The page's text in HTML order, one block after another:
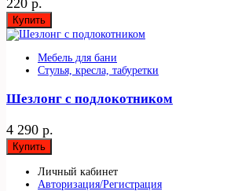
Купить
Мебель для бани
Стулья, кресла, табуретки
Шезлонг с подлокотником
4 290 р.
Купить
Личный кабинет
Авторизация/Регистрация